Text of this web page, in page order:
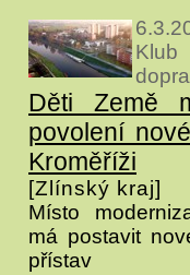
Děti Země
povolení
Kroměříži
[Zlínský kraj]
Místo
má postavit
přístav